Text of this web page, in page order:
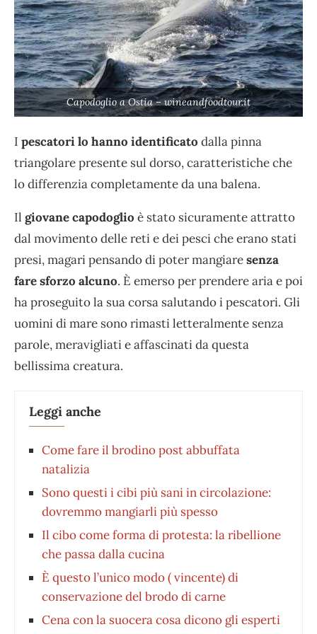
Capodoglio a Ostia – wineandfoodtour.it
I pescatori lo hanno identificato dalla pinna
triangolare presente sul dorso, caratteristiche che
lo differenzia completamente da una balena.
Il giovane capodoglio è stato sicuramente attratto
dal movimento delle reti e dei pesci che erano stati
presi, magari pensando di poter mangiaresenza
fare sforzo alcuno. È emerso per prendere aria e poi
ha proseguito la sua corsa salutando i pescatori. Gli
uomini di mare sono rimasti letteralmente senza
parole, meravigliati e affascinati da questa
bellissima creatura.
Leggi anche
⁠Come fare il brodino post abbuffata
natalizia
Sono questi i cibi più sani in circolazione:
dovremmo mangiarli più spesso
Il cibo come forma di protesta: la ribellione
che passa dalla cucina
È questo l’unico modo ( vincente) di
conservazione del brodo di carne
Cena con la suocera cosa dicono gli esperti